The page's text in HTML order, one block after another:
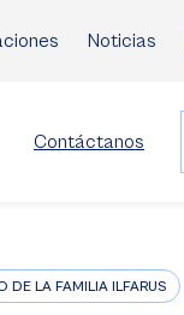
Noticias
Contáctanos
DE LA FAMILIA ILFARUS